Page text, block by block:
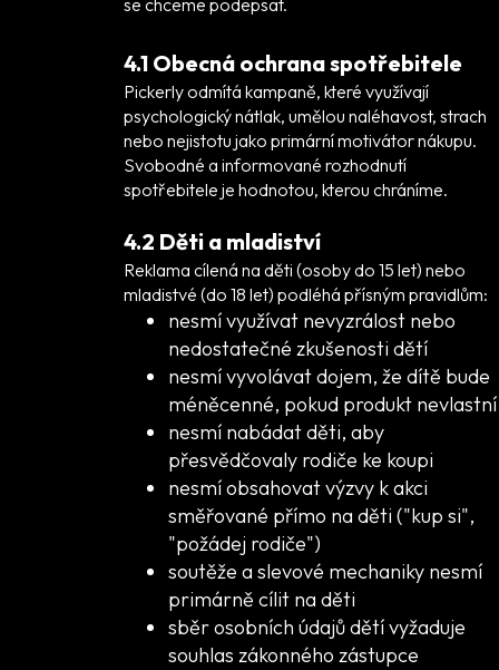
se chceme podepsat.
4.1 Obecná ochrana spotřebitele
Pickerly odmítá kampaně, které využívají
psychologický nátlak, umělou naléhavost, strach
nebo nejistotu jako primární motivátor nákupu.
Svobodné a informované rozhodnutí
spotřebitele je hodnotou, kterou chráníme.
4.2 Děti a mladiství
Reklama cílená na děti (osoby do 15 let) nebo
mladistvé (do 18 let) podléhá přísným pravidlům:
nesmí využívat nevyzrálost nebo
nedostatečné zkušenosti dětí
nesmí vyvolávat dojem, že dítě bude
méněcenné, pokud produkt nevlastní
nesmí nabádat děti, aby
přesvědčovaly rodiče ke koupi
nesmí obsahovat výzvy k akci
směřované přímo na děti ("kup si",
"požádej rodiče")
soutěže a slevové mechaniky nesmí
primárně cílit na děti
sběr osobních údajů dětí vyžaduje
souhlas zákonného zástupce